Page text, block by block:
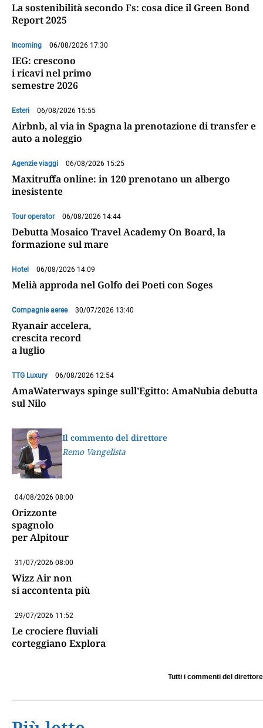
La sostenibilità secondo Fs: cosa dice il Green Bond
Report 2025
Incoming 06/08/2026 17:30
IEG: crescono
i ricavi nel primo
semestre 2026
Esteri 06/08/2026 15:55
Airbnb, al via in Spagna la prenotazione di transfer e
auto a noleggio
Agenzie viaggi 06/08/2026 15:25
Maxitruffa online: in 120 prenotano un albergo
inesistente
Tour operator 06/08/2026 14:44
Debutta Mosaico Travel Academy On Board, la
formazione sul mare
Hotel 06/08/2026 14:09
Melià approda nel Golfo dei Poeti con Soges
Compagnie aeree 30/07/2026 13:40
Ryanair accelera,
crescita record
a luglio
TTG Luxury 06/08/2026 12:54
AmaWaterways spinge sull’Egitto: AmaNubia debutta
sul Nilo
Il commento del direttore
Remo Vangelista
04/08/2026 08:00
Orizzonte
spagnolo
per Alpitour
31/07/2026 08:00
Wizz Air non
si accontenta più
29/07/2026 11:52
Le crociere fluviali
corteggiano Explora
Tutti i commenti del direttore